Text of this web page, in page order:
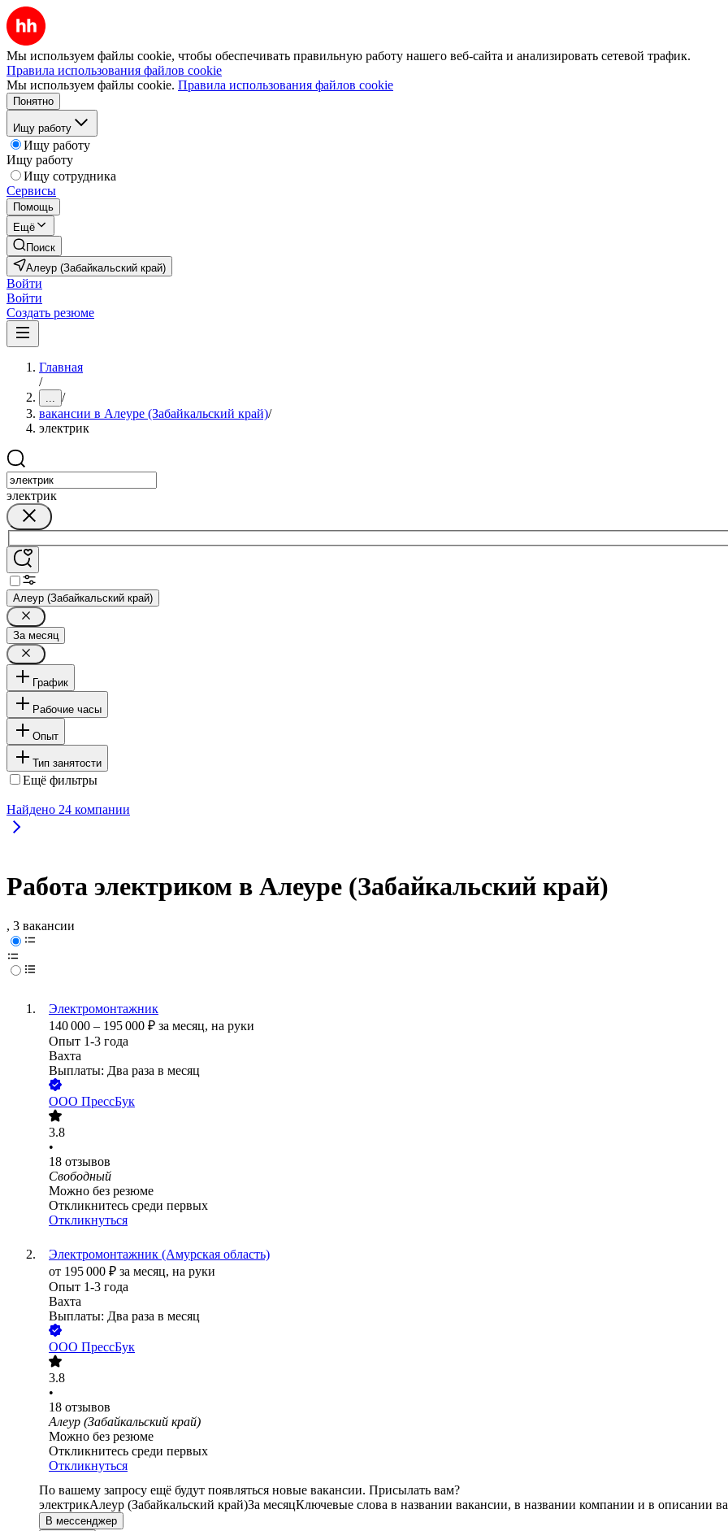
Мы используем файлы cookie, чтобы обеспечивать правильную работу нашего веб-сайта и анализировать сетевой трафик.
Правила использования файлов cookie
Мы используем файлы cookie. Правила использования файлов cookie
Понятно
Ищу работу
Ищу работу
Ищу работу
Ищу сотрудника
Сервисы
Помощь
Ещё
Поиск
Алеур (Забайкальский край)
Войти
Войти
Создать резюме
Главная
/
... /
вакансии в Алеуре (Забайкальский край)/
электрик
электрик
Алеур (Забайкальский край)
За месяц
График
Рабочие часы
Опыт
Тип занятости
Ещё фильтры
Найдено 24 компании
Работа электриком в Алеуре (Забайкальский край)
, 3 вакансии
Электромонтажник
140 000 – 195 000 ₽ за месяц, на руки
Опыт 1-3 года
Вахта
Выплаты: Два раза в месяц
ООО ПрессБук
3.8
•
18 отзывов
Свободный
Можно без резюме
Откликнитесь среди первых
Откликнуться
Электромонтажник (Амурская область)
от 195 000 ₽ за месяц, на руки
Опыт 1-3 года
Вахта
Выплаты: Два раза в месяц
ООО ПрессБук
3.8
•
18 отзывов
Алеур (Забайкальский край)
Можно без резюме
Откликнитесь среди первых
Откликнуться
По вашему запросу ещё будут появляться новые вакансии. Присылать вам?
электрикАлеур (Забайкальский край)За месяцКлючевые слова в названии вакансии, в названии компании и в описании
В мессенджер